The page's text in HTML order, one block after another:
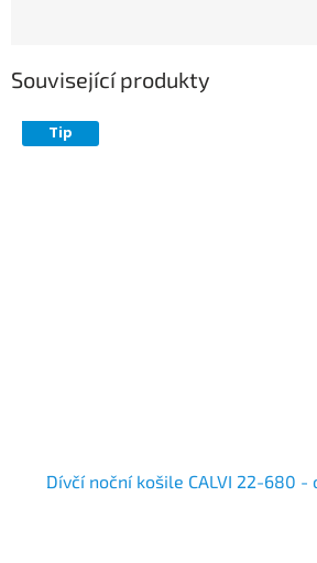
Související produkty
Tip
Dívčí noční košile CALVI 22-680